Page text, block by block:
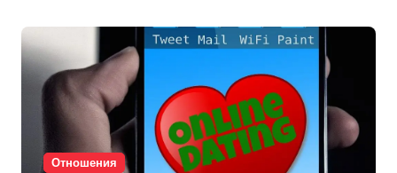
Отношения